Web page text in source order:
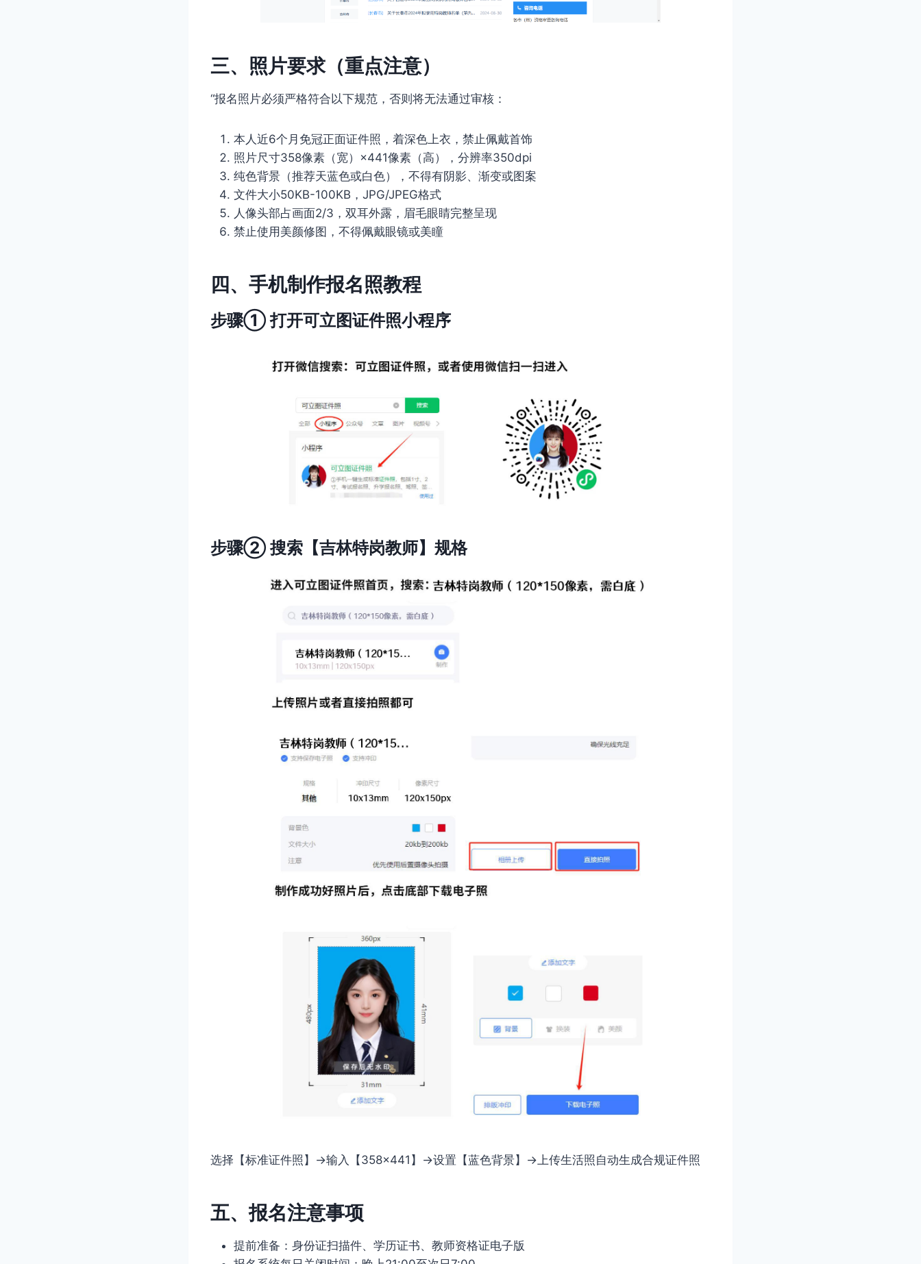
三、照片要求（重点注意）
“报名照片必须严格符合以下规范，否则将无法通过审核：
本人近6个月免冠正面证件照，着深色上衣，禁止佩戴首饰
照片尺寸358像素（宽）×441像素（高），分辨率350dpi
纯色背景（推荐天蓝色或白色），不得有阴影、渐变或图案
文件大小50KB-100KB，JPG/JPEG格式
人像头部占画面2/3，双耳外露，眉毛眼睛完整呈现
禁止使用美颜修图，不得佩戴眼镜或美瞳
四、手机制作报名照教程
步骤① 打开可立图证件照小程序
步骤② 搜索【吉林特岗教师】规格
选择【标准证件照】→输入【358×441】→设置【蓝色背景】→上传生活照自动生成合规证件照
五、报名注意事项
提前准备：身份证扫描件、学历证书、教师资格证电子版